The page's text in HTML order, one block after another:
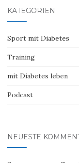
KATEGORIEN
Sport mit Diabetes
Training
mit Diabetes leben
Podcast
NEUESTE